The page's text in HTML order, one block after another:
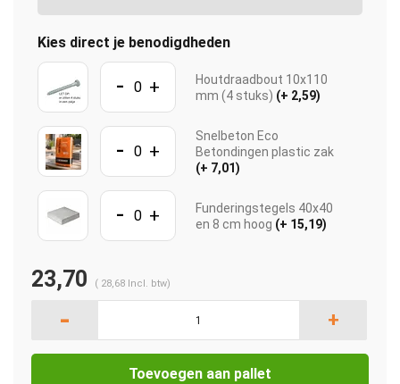
Kies direct je benodigdheden
- +
Houtdraadbout 10x110
mm (4 stuks) (+ 2,59)
- +
Snelbeton Eco
Betondingen plastic zak
(+ 7,01)
- +
Funderingstegels 40x40
en 8 cm hoog (+ 15,19)
23,70 ( 28,68 Incl. btw)
- +
Toevoegen aan pallet